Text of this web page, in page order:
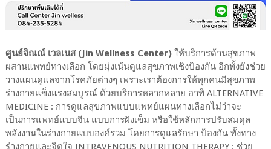
ศูนย์จิณณ์ เวลเนส (Jin Wellness Center)ให้บริการด้านสุขภาพ
ผสานแพทย์ทางเลือก โดยมุ่งเน้นดูแลสุขภาพเชิงป้องกัน อีกทั้งยังช่วย
วางแผนดูแลจากโรคภัยต่างๆ เพราะเราต้องการให้ทุกคนมีสุขภาพ
ร่างกายแข็งแรงสมบูรณ์ ด้วยบริการหลากหลาย อาทิ ALTERNATIVE
MEDICINE : การดูแลสุขภาพแบบแพทย์แผนทางเลือกไม่ว่าจะ
เป็นการแพทย์แบบจีน แบบการฝังเข็ม หรือใช้หลักการปรับสมดุล
พลังงานในร่างกายแบบองค์รวม โดยการดูแลรักษา ป้องกัน ทั้งทาง